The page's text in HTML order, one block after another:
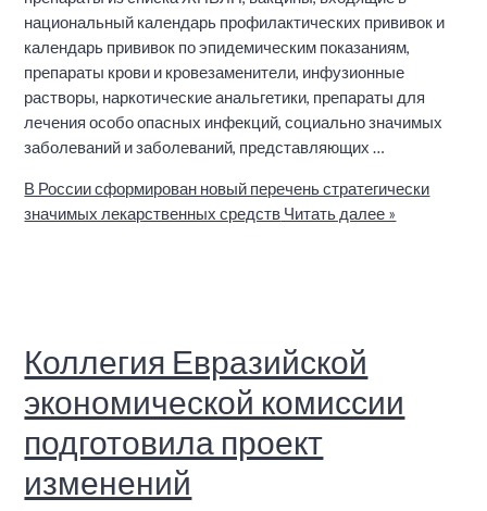
национальный календарь профилактических прививок и
календарь прививок по эпидемическим показаниям,
препараты крови и кровезаменители, инфузионные
растворы, наркотические анальгетики, препараты для
лечения особо опасных инфекций, социально значимых
заболеваний и заболеваний, представляющих …
В России сформирован новый перечень стратегически
значимых лекарственных средств Читать далее »
Коллегия Евразийской
экономической комиссии
подготовила проект
изменений